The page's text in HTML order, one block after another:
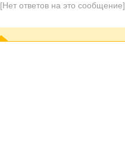
[Нет ответов на это сообщение]